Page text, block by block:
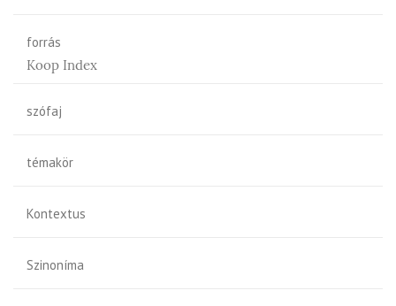
forrás
Koop Index
szófaj
témakör
Kontextus
Szinoníma